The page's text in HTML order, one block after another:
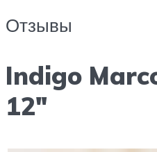
Отзывы
Indigo
12″